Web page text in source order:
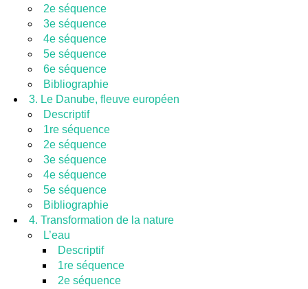
2e séquence
3e séquence
4e séquence
5e séquence
6e séquence
Bibliographie
3. Le Danube, fleuve européen
Descriptif
1re séquence
2e séquence
3e séquence
4e séquence
5e séquence
Bibliographie
4. Transformation de la nature
L’eau
Descriptif
1re séquence
2e séquence